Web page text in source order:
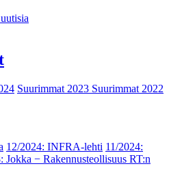
Suurimmat 2023 Suurimmat 2022
12/2024: INFRA-lehti 11/2024:
Jokka − Rakennusteollisuus RT:n